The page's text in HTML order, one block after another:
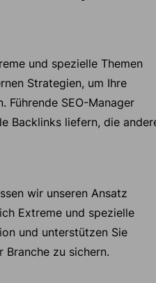
und spezielle Themen
Strategien, um Ihre
Führende SEO-Manager
Backlinks liefern, die
wir unseren Ansatz
Extreme und spezielle
und unterstützen Sie
zu sichern.